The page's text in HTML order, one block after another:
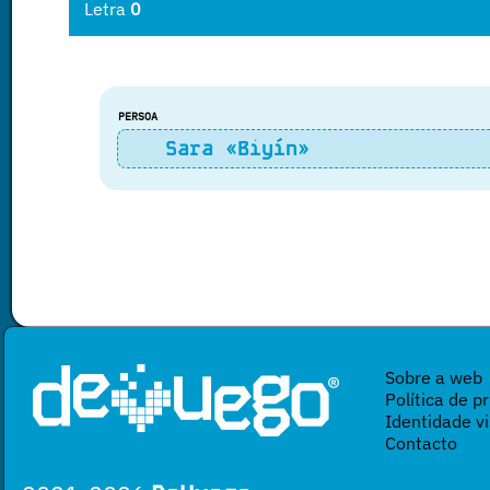
Letra 0
PERSOA
Sara «Biyín»
Sobre a web
Política de
Identidade
Contacto